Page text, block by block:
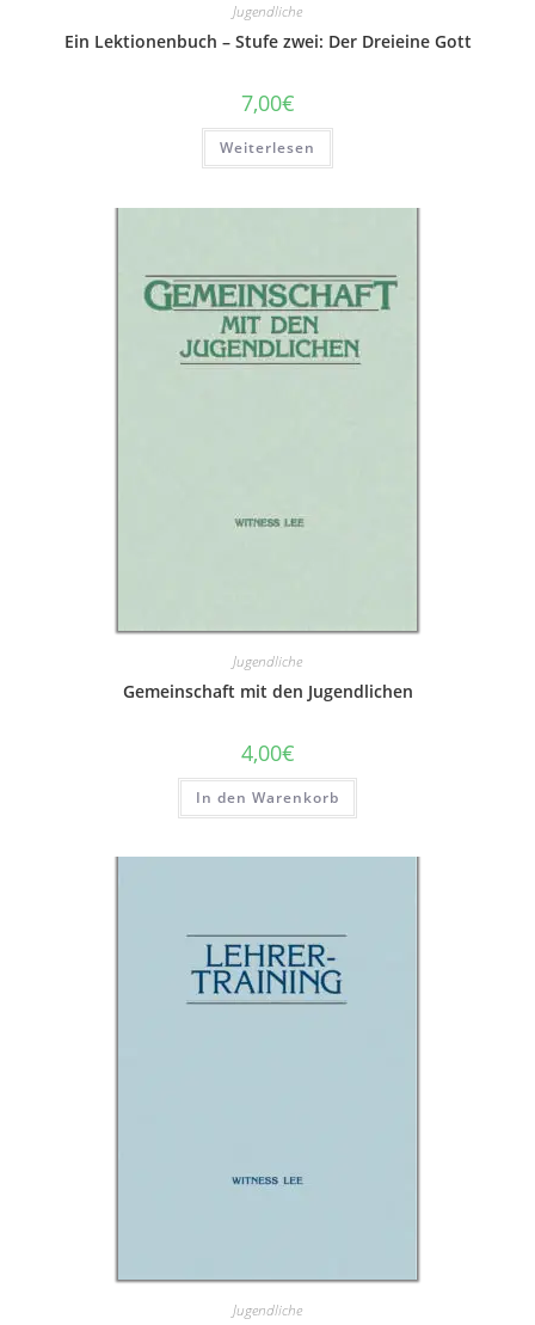
Jugendliche
Ein Lektionenbuch – Stufe zwei: Der Dreieine Gott
7,00€
Weiterlesen
Jugendliche
Gemeinschaft mit den Jugendlichen
4,00€
In den Warenkorb
Jugendliche